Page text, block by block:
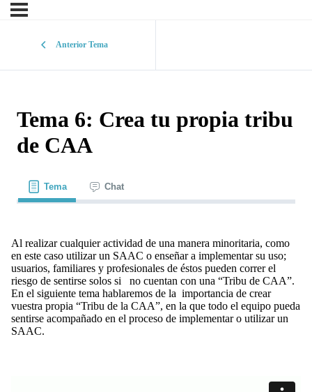
Anterior Tema
Tema 6: Crea tu propia tribu
de CAA
Tema Chat
Al realizar cualquier actividad de una manera minoritaria, como
en este caso utilizar un SAAC o enseñar a implementar su uso;
usuarios, familiares y profesionales de éstos pueden correr el
riesgo de sentirse solos si no cuentan con una “Tribu de CAA”.
En el siguiente tema hablaremos de la importancia de crear
vuestra propia “Tribu de la CAA”, en la que todo el equipo pueda
sentirse acompañado en el proceso de implementar o utilizar un
SAAC.